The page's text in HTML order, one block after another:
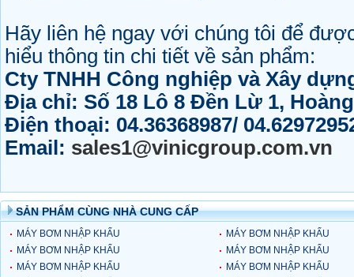
Hãy liên hệ ngay với chúng tôi để
hiểu thông tin chi tiết về sản phẩm:
Cty TNHH Công nghiệp và Xây
Địa chỉ: Số 18 Lô 8 Đền Lừ 1,
Điện thoại: 04.36368987/
Email: sales1@vinicgroup.com.vn
SẢN PHẨM CÙNG NHÀ CUNG CẤP
MÁY BƠM NHẬP KHẨU
KHUYẾN MẠI GIÁ “SỐC” –
MK32R/13
MÁY BƠM NHẬP KHẨU
KHUYẾN MẠI GIÁ “SỐC” –
MK32R/7
MÁY BƠM NHẬP KHẨU
KHUYẾN MẠI GIÁ “SỐC” –
MÁY BƠM NHẬP KHẨU
KHUYẾN MẠI GIÁ “SỐC” –
MÁY BƠM NHẬP KHẨU
MÁY BƠM NHẬP KHẨU